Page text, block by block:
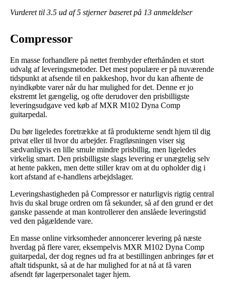
Vurderet til 3.5 ud af 5 stjerner baseret på 13 anmeldelser
Compressor
En masse forhandlere på nettet frembyder efterhånden et stort
udvalg af leveringsmetoder. Det mest populære er på nuværende
tidspunkt at afsende til en pakkeshop, hvor du kan afhente de
nyindkøbte varer når du har mulighed for det. Denne er jo
ekstremt let gængelig, og ofte derudover den prisbilligste
leveringsudgave ved køb af MXR M102 Dyna Comp
guitarpedal.
Du bør ligeledes foretrække at få produkterne sendt hjem til dig
privat eller til hvor du arbejder. Fragtløsningen viser sig
sædvanligvis en lille smule mindre prisbillig, men ligeledes
virkelig smart. Den prisbilligste slags levering er unægtelig selv
at hente pakken, men dette stiller krav om at du opholder dig i
kort afstand af e-handlens arbejdslager.
Leveringshastigheden på Compressor er naturligvis rigtig central
hvis du skal bruge ordren om få sekunder, så af den grund er det
ganske passende at man kontrollerer den anslåede leveringstid
ved den pågældende vare.
En masse online virksomheder annoncerer levering på næste
hverdag på flere varer, eksempelvis MXR M102 Dyna Comp
guitarpedal, der dog regnes ud fra at bestillingen anbringes før et
aftalt tidspunkt, så at de har mulighed for at nå at få varen
afsendt før lagerpersonalet tager hjem.